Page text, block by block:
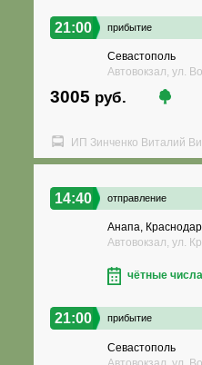
21:00 прибытие
Севастополь
Автовокзал, ул.
3005 руб.
ИП Зинченко Виталий
14:40 отправление
Анапа,
Автовокзал, ул.
чётные
21:00 прибытие
Севастополь